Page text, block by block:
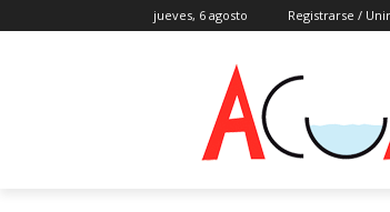
jueves, 6 agosto Registrarse /